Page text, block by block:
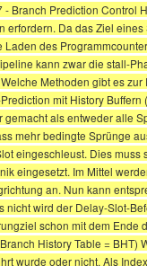
- Branch Prediction Control
Da das Ziel
des
kann zwar die stall-
Methoden gibt es
mit History
gemacht als entweder
mehr bedingte Sprünge
eingeschleust. Dies
eingesetzt. Im Mittel
an. Nun kann
nicht wird der Delay-Slot-
schon mit dem
History Table =
wurde oder nicht. Als